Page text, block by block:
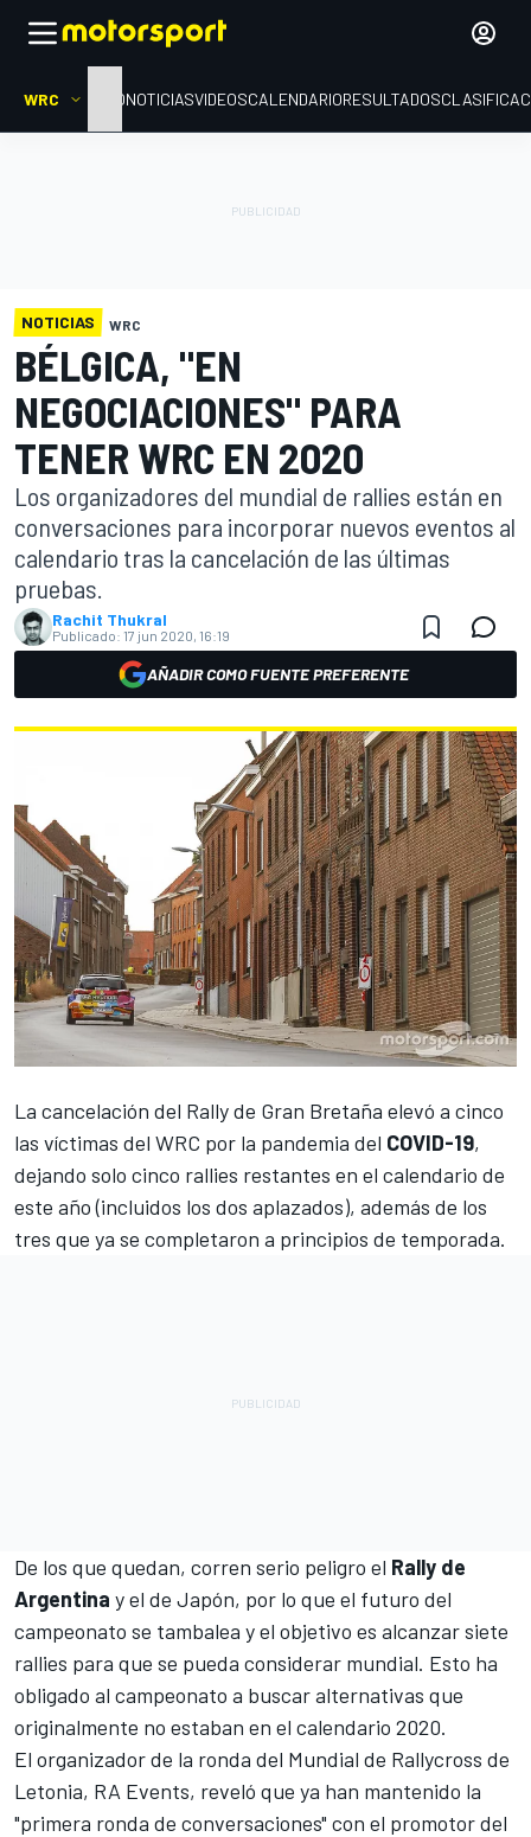
WRC INICIONOTICIASVIDEOSCALENDARIORESULTADOS
NOTICIAS WRC
BÉLGICA, "EN
NEGOCIACIONES" PARA
TENER WRC EN 2020
Los organizadores del mundial de rallies están en
conversaciones para incorporar nuevos eventos al
calendario tras la cancelación de las últimas
pruebas.
Rachit Thukral
Publicado: 17 jun 2020, 16:19
AÑADIR COMO FUENTE PREFERENTE
La cancelación del Rally de Gran Bretaña elevó a cinco
las víctimas del WRC por la pandemia del COVID-19,
dejando solo cinco rallies restantes en el calendario de
este año (incluidos los dos aplazados), además de los
tres que ya se completaron a principios de temporada.
De los que quedan, corren serio peligro el Rally de
Argentina y el de Japón, por lo que el futuro del
campeonato se tambalea y el objetivo es alcanzar siete
rallies para que se pueda considerar mundial. Esto ha
obligado al campeonato a buscar alternativas que
originalmente no estaban en el calendario 2020.
El organizador de la ronda del Mundial de Rallycross de
Letonia, RA Events, reveló que ya han mantenido la
"primera ronda de conversaciones" con el promotor del